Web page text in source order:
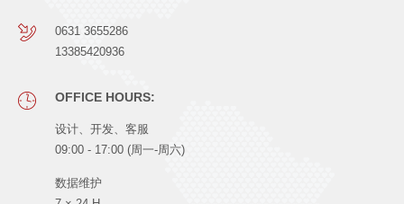
0631 3655286
13385420936
OFFICE HOURS:
设计、开发、客服
09:00 - 17:00 (周一-周六)
数据维护